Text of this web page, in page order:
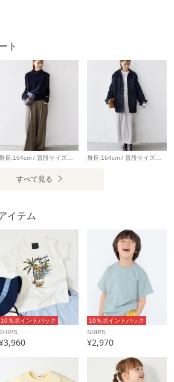
ください。
の詳細画像をご参照ください。
きる欄を3段ご用意していますので、
ければカットすることができ、持ち主
していただくことができます。
ECサイトでの取り扱いとなります。
、全国のSHIPS OUTLET各店までお願
へのお取り寄せ対応は致しかねますの
願いいたします。
STANDARD」のフィルター
らビジネスまでのアイテムをリーズ
したオリジナルレーベルです。
キッズをラインナップし、OUTLET各
に展開。
ト
すべて見る
イテム
10％ポイントバック
10％ポイントバック
SHIPS
¥2,970